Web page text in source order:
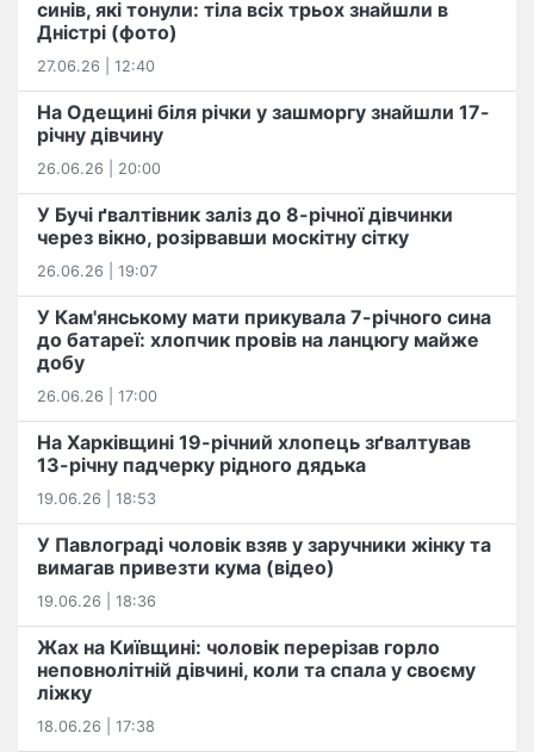
синів, які тонули: тіла всіх трьох знайшли в
Дністрі (фото)
27.06.26 | 12:40
На Одещині біля річки у зашморгу знайшли 17-
річну дівчину
26.06.26 | 20:00
У Бучі ґвалтівник заліз до 8-річної дівчинки
через вікно, розірвавши москітну сітку
26.06.26 | 19:07
У Кам'янському мати прикувала 7-річного сина
до батареї: хлопчик провів на ланцюгу майже
добу
26.06.26 | 17:00
На Харківщині 19-річний хлопець​ ️зґвалтував
13-річну падчерку рідного дядька
19.06.26 | 18:53
У Павлограді чоловік взяв у заручники жінку та
вимагав привезти кума (відео)
19.06.26 | 18:36
Жах на Київщині: чоловік перерізав горло
неповнолітній дівчині, коли та спала у своєму
ліжку
18.06.26 | 17:38